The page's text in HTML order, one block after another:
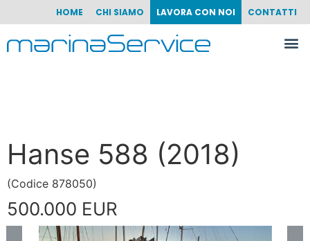
HOME CHI SIAMO LAVORA CON NOI CONTATTI
Hanse 588 (2018)
(Codice 878050)
500.000 EUR